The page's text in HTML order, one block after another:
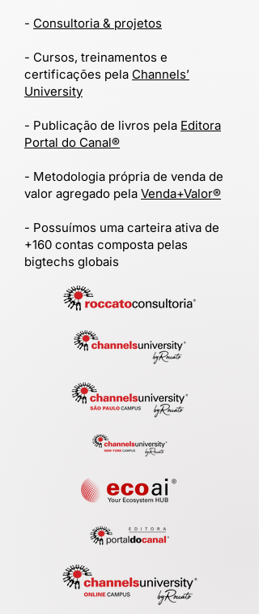
- Consultoria & projetos
- Cursos, treinamentos e
certificações pela Channels’
University
​- Publicação de livros pela Editora
Portal do Canal®
- Metodologia própria de venda de
valor agregado pela Venda+Valor®
- Possuímos uma carteira ativa de
+160 contas composta pelas
bigtechs globais